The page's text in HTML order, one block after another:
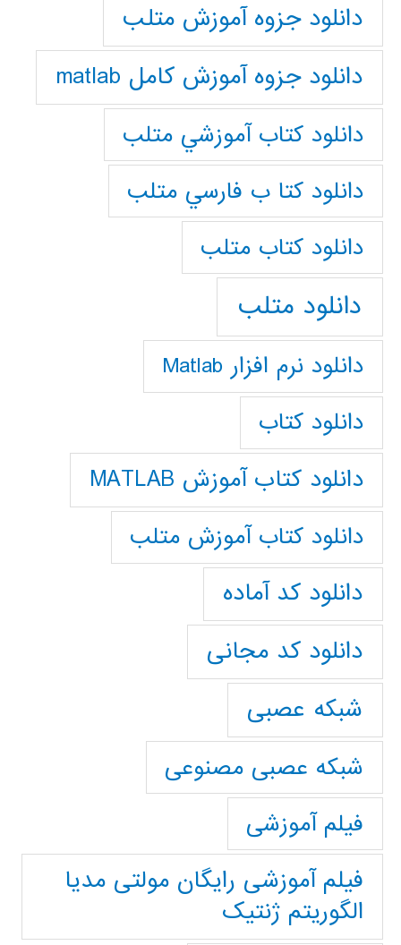
دانلود جزوه آموزش متلب
دانلود جزوه آموزش کامل matlab
دانلود كتاب آموزشي متلب
دانلود كتا ب فارسي متلب
دانلود كتاب متلب
دانلود متلب
دانلود نرم افزار Matlab
دانلود کتاب
دانلود کتاب آموزش MATLAB
دانلود کتاب آموزش متلب
دانلود کد آماده
دانلود کد مجانی
شبکه عصبی
شبکه عصبی مصنوعی
فیلم آموزشی
فیلم آموزشی رایگان مولتی مدیا
الگوریتم ژنتیک